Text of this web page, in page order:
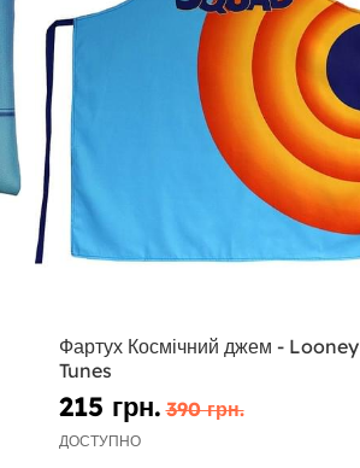
Фартух Космічний джем - Looney
Tunes
215 грн. 390 грн.
ДОСТУПНО